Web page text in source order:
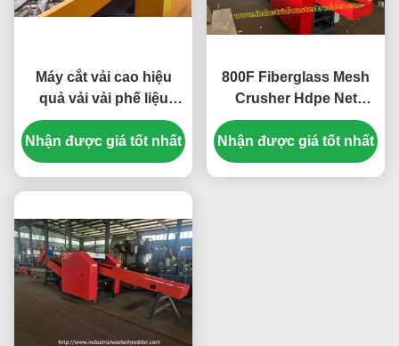
Máy cắt vải cao hiệu
quả vải vải phế liệu
Shredder cho Rags kích
thước cuối điều chỉnh
Nhận được giá tốt nhất
800F Fiberglass Mesh
Crusher Hdpe Net
Shredder Máy tiết kiệm
năng lượng chống mòn
Blade 7.5KW cắt động
Nhận được giá tốt nhất